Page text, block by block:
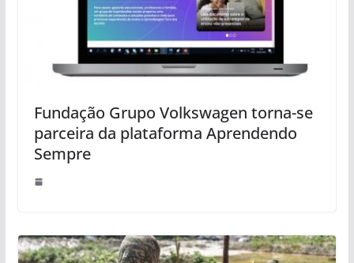
Fundação Grupo Volkswagen torna-se
parceira da plataforma Aprendendo
Sempre